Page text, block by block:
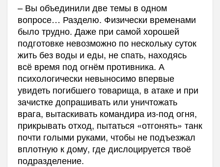
– Вы объединили две темы в одном
вопросе… Разделю. Физически временами
было трудно. Даже при самой хорошей
подготовке невозможно по нескольку суток
жить без воды и еды, не спать, находясь
всё время под огнём противника. А
психологически невыносимо впервые
увидеть погибшего товарища, в атаке и при
зачистке допрашивать или уничтожать
врага, вытаскивать командира из-под огня,
прикрывать отход, пытаться «отгонять» танк
почти голыми руками, чтобы не подъезжал
вплотную к дому, где дислоцируется твоё
подразделение.